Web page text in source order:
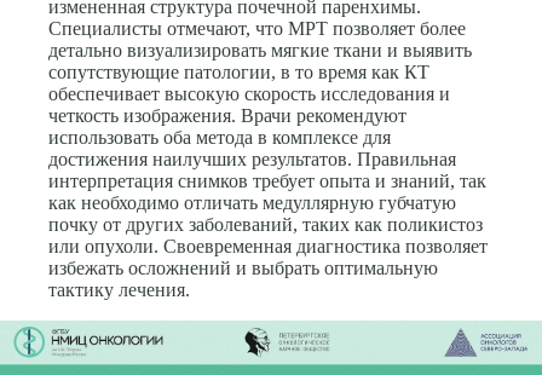
измененная структура почечной паренхимы.
Специалисты отмечают, что МРТ позволяет более
детально визуализировать мягкие ткани и выявить
сопутствующие патологии, в то время как КТ
обеспечивает высокую скорость исследования и
четкость изображения. Врачи рекомендуют
использовать оба метода в комплексе для
достижения наилучших результатов. Правильная
интерпретация снимков требует опыта и знаний, так
как необходимо отличать медуллярную губчатую
почку от других заболеваний, таких как поликистоз
или опухоли. Своевременная диагностика позволяет
избежать осложнений и выбрать оптимальную
тактику лечения.